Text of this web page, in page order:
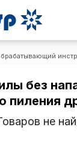
без
пиления
не